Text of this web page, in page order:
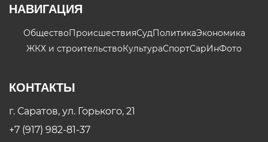
НАВИГАЦИЯ
ОбществоПроисшествияСудПолитикаЭкономика
ЖКХ и строительствоКультураСпортСарИнФото
КОНТАКТЫ
г. Саратов, ул. Горького, 21
+7 (917) 982-81-37